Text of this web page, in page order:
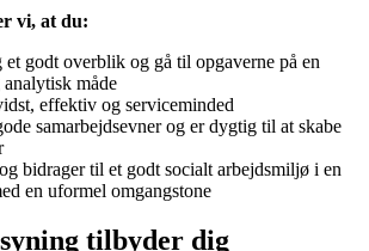
vi, at du:
et godt overblik og gå til opgaverne på en
måde
effektiv og serviceminded
samarbejdsevner og er dygtig til at skabe
bidrager til et godt socialt arbejdsmiljø i en
en uformel omgangstone
tilbyder dig